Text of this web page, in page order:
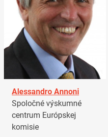
Alessandro Annoni
Spoločné výskumné
centrum Európskej
komisie